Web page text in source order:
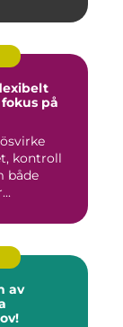
på
kontroll
både
av